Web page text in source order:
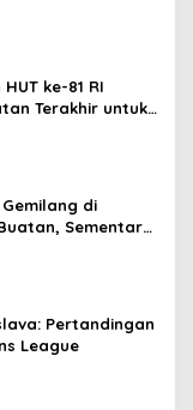
ke-81 RI
Terakhir untuk
di
Sementara
Pertandingan
League